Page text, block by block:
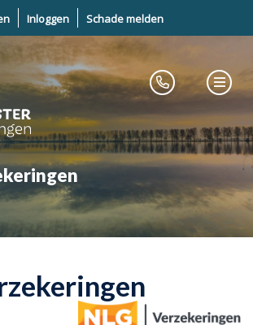
Inloggen Schade melden